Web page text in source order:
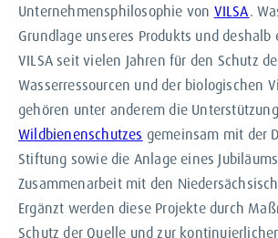
Unternehmensphilosophie von VILSA.
Grundlage unseres Produkts und deshalb
VILSA seit vielen Jahren für den Schutz
Wasserressourcen und der biologischen
gehören unter anderem die
Wildbienenschutzes gemeinsam mit der
Stiftung sowie die Anlage eines
Zusammenarbeit mit den
Ergänzt werden diese Projekte durch
Schutz der Quelle und zur